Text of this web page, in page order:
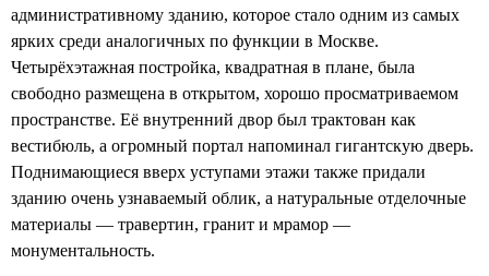
административному зданию, которое стало одним из самых
ярких среди аналогичных по функции в Москве.
Четырёхэтажная постройка, квадратная в плане, была
свободно размещена в открытом, хорошо просматриваемом
пространстве. Её внутренний двор был трактован как
вестибюль, а огромный портал напоминал гигантскую дверь.
Поднимающиеся вверх уступами этажи также придали
зданию очень узнаваемый облик, а натуральные отделочные
материалы — травертин, гранит и мрамор —
монументальность.